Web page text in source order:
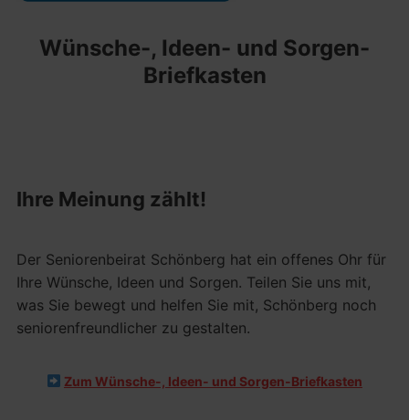
Wünsche-, Ideen- und Sorgen-
Briefkasten
Ihre Meinung zählt!
Der Seniorenbeirat Schönberg hat ein offenes Ohr für
Ihre Wünsche, Ideen und Sorgen. Teilen Sie uns mit,
was Sie bewegt und helfen Sie mit, Schönberg noch
seniorenfreundlicher zu gestalten.
Zum Wünsche-, Ideen- und Sorgen-Briefkasten